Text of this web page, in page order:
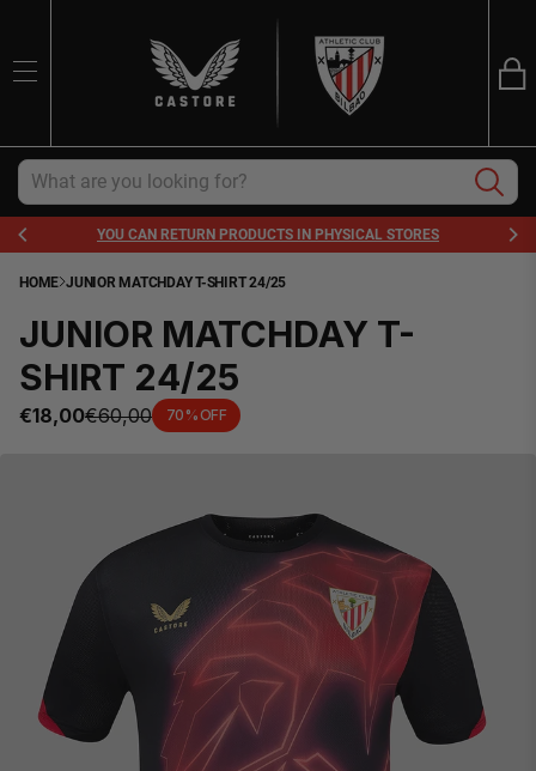
SEARCH
Search
PRODUCTS IN PHYSICAL STORES
HOME JUNIOR MATCHDAY T-SHIRT 24/25
JUNIOR MATCHDAY T-
SHIRT 24/25
€18,00€60,00 70% OFF